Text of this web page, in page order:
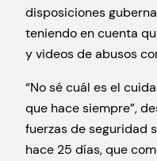
disposiciones
teniendo en cuenta
y videos de abusos
“No sé cuál es el
que hace siempre”,
fuerzas de seguridad
hace 25 días, que